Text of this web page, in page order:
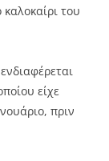
του
είχε
πριν